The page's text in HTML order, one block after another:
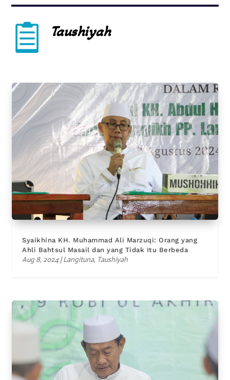
 Taushiyah
Syaikhina KH. Muhammad Ali Marzuqi: Orang yang
Ahli Bahtsul Masail dan yang Tidak Itu Berbeda
Aug 8, 2024|Langituna, Taushiyah